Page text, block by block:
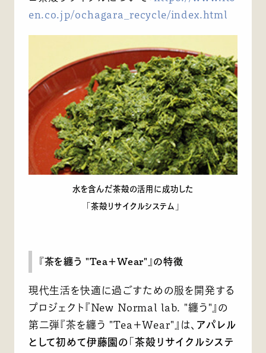
en.co.jp/ochagara_recycle/index.html
水を含んだ茶殻の活用に成功した
「茶殻リサイクルシステム」
『茶を纏う "Tea＋Wear"』の特徴
現代生活を快適に過ごすための服を開発する
プロジェクト『New Normal lab. "纏う"』の
第二弾『茶を纏う "Tea＋Wear"』は、 アパレル
として初めて伊藤園の「茶殻リサイクルシステ